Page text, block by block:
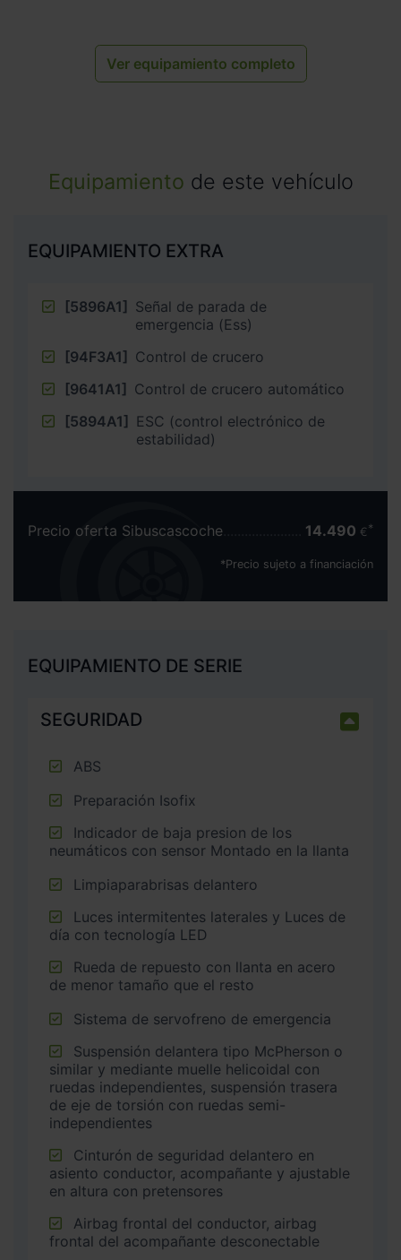
Ver equipamiento completo
Equipamiento de este vehículo
EQUIPAMIENTO EXTRA
[5896A1] Señal de parada de
emergencia (Ess)
[94F3A1] Control de crucero
[9641A1] Control de crucero automático
[5894A1] ESC (control electrónico de
estabilidad)
Precio oferta Sibuscascoche 14.490 €
*Precio sujeto a financiación
EQUIPAMIENTO DE SERIE
SEGURIDAD
ABS
Preparación Isofix
neumáticos con sensor Montado en la llanta
Limpiaparabrisas delantero
día con tecnología LED
de menor tamaño que el resto
Sistema de servofreno de emergencia
similar y mediante muelle helicoidal con
ruedas independientes, suspensión trasera
de eje de torsión con ruedas semi-
independientes
asiento conductor, acompañante y ajustable
en altura con pretensores
frontal del acompañante desconectable